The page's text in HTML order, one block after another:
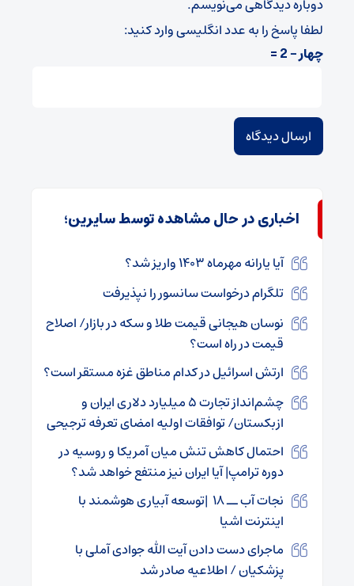
دوباره دیدگاهی می‌نویسم.
لطفا پاسخ را به عدد انگلیسی وارد کنید:
چهار − 2 =
اخباری در حال مشاهده توسط سایرین؛
آیا یارانه مهرماه ۱۴۰۳ واریز شد؟
تلگرام درخواست سانسور را نپذیرفت
نوسان هیجانی قیمت طلا و سکه در بازار/ اصلاح
قیمت در راه است؟
ارتش اسرائیل در کدام مناطق غزه مستقر است؟
چشم‌انداز تجارت ۵ میلیارد دلاری ایران و
ازبکستان/ توافقات اولیه امضای تعرفه ترجیحی
احتمال کاهش تنش میان آمریکا و روسیه در
دوره ترامپ| آیا ایران نیز منتفع خواهد شد؟
نجات آب ــ ۱۸ |توسعه آبیاری هوشمند با
اینترنت اشیا
ماجرای دست دادن آیت الله جوادی آملی با
پزشکیان / اطلاعیه صادر شد